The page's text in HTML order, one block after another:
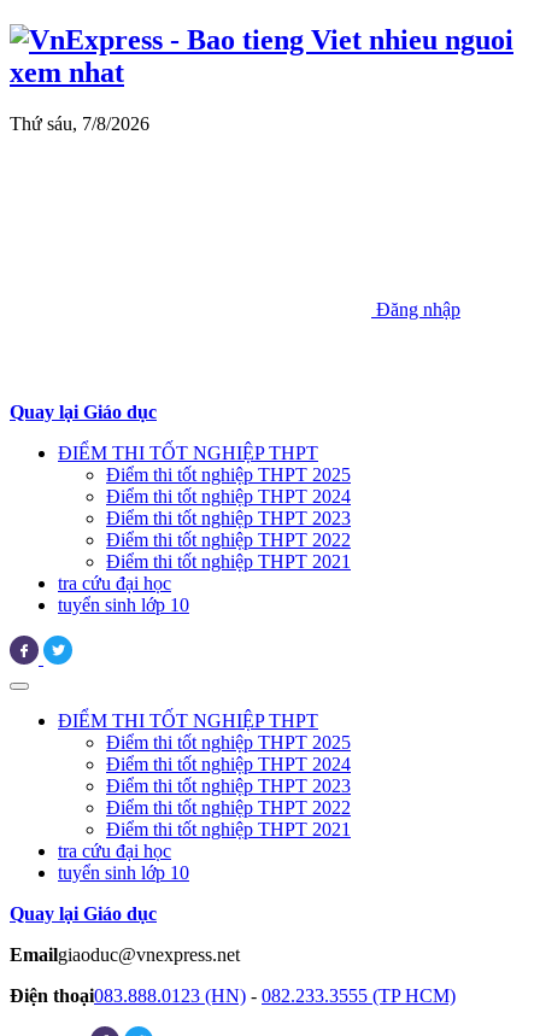
Thứ sáu, 7/8/2026
Đăng nhập
Quay lại Giáo dục
ĐIỂM THI TỐT NGHIỆP THPT
Điểm thi tốt nghiệp THPT 2025
Điểm thi tốt nghiệp THPT 2024
Điểm thi tốt nghiệp THPT 2023
Điểm thi tốt nghiệp THPT 2022
Điểm thi tốt nghiệp THPT 2021
tra cứu đại học
tuyển sinh lớp 10
ĐIỂM THI TỐT NGHIỆP THPT
Điểm thi tốt nghiệp THPT 2025
Điểm thi tốt nghiệp THPT 2024
Điểm thi tốt nghiệp THPT 2023
Điểm thi tốt nghiệp THPT 2022
Điểm thi tốt nghiệp THPT 2021
tra cứu đại học
tuyển sinh lớp 10
Quay lại Giáo dục
Emailgiaoduc@vnexpress.net
Điện thoại083.888.0123 (HN) - 082.233.3555 (TP HCM)